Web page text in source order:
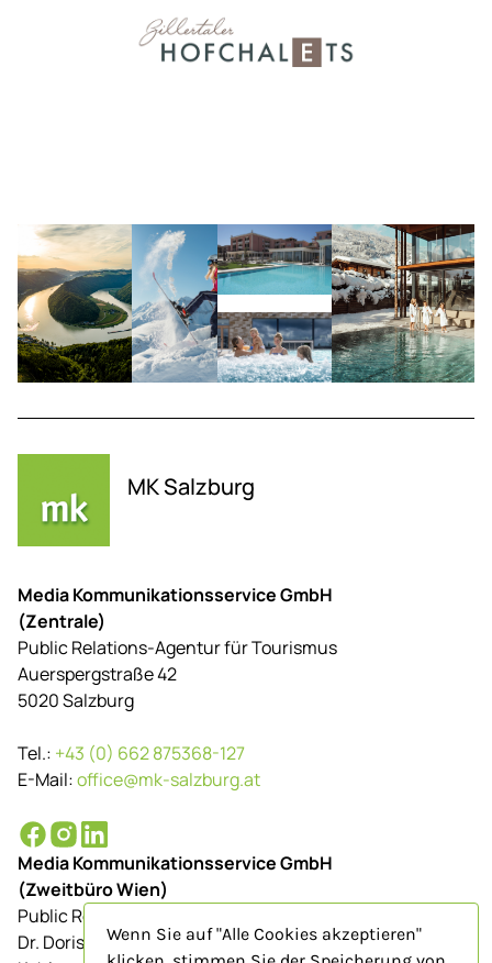
MK Salzburg
Media Kommunikationsservice GmbH
(Zentrale)
Public Relations-Agentur für Tourismus
Auerspergstraße 42
5020 Salzburg
Tel.: +43 (0) 662 875368-127
E-Mail:office@mk-salzburg.at
Media Kommunikationsservice GmbH
(Zweitbüro Wien)
Public Relations-Agentur für Tourismus
Dr. Doris Schenkenfelder
Wenn Sie auf "Alle Cookies akzeptieren"